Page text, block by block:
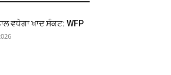
ਵਧੇਗਾ ਖਾਦ ਸੰਕਟ: WFP